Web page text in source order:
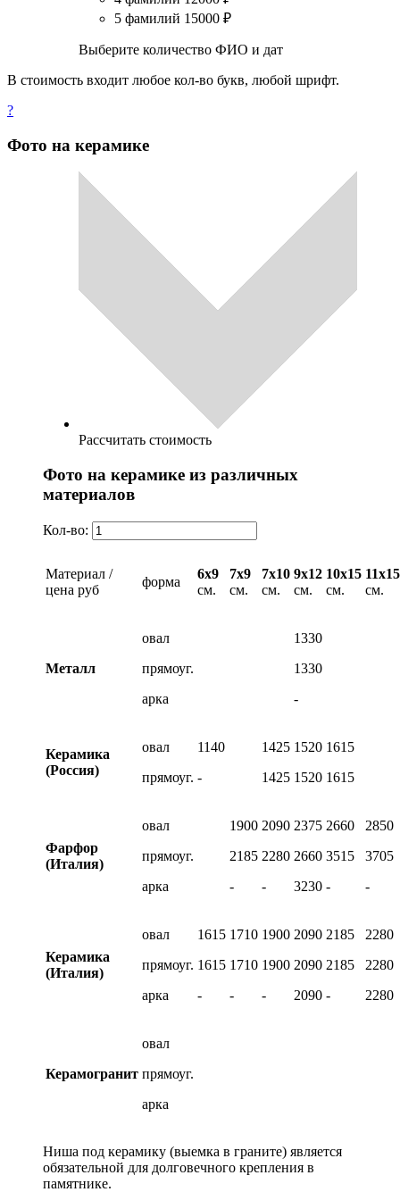
5 фамилий 15000 ₽
Выберите количество ФИО и дат
В стоимость входит любое кол-во букв, любой шрифт.
?
Фото на керамике
Рассчитать стоимость
Фото на керамике из различных
материалов
Кол-во:
Материал /
цена руб
форма
6х9
см.
7х9
см.
7х10
см.
9х12
см.
10х15
см.
11х15
см.
Металл
овал
прямоуг.
арка
1330
1330
-
Керамика
(Россия)
овал
прямоуг.
1140
-
1425
1425
1520
1520
1615
1615
Фарфор
(Италия)
овал
прямоуг.
арка
1900
2185
-
2090
2280
-
2375
2660
3230
2660
3515
-
2850
3705
-
Керамика
(Италия)
овал
прямоуг.
арка
1615
1615
-
1710
1710
-
1900
1900
-
2090
2090
2090
2185
2185
-
2280
2280
2280
Керамогранит
овал
прямоуг.
арка
Ниша под керамику (выемка в граните) является
обязательной для долговечного крепления в
памятнике.